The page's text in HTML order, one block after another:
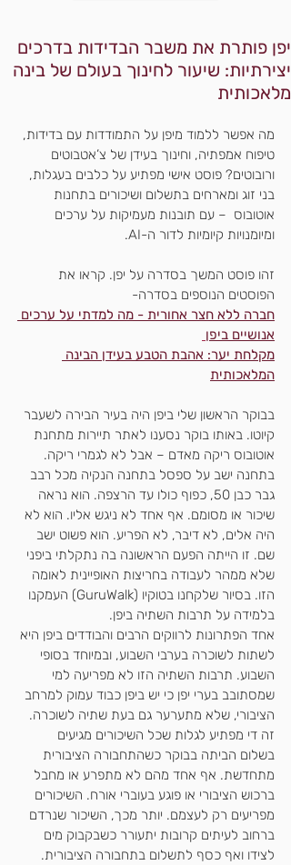
יפן פותרת את משבר הבדידות בדרכים
יצירתיות: שיעור לחינוך בעולם של בינה
מלאכותית
מה אפשר ללמוד מיפן על התמודדות עם בדידות,
טיפוח אמפתיה, וחינוך בעידן של צ’אטבוטים
ורובוטים? פוסט אישי מפתיע על כלבים בעגלות,
בני זוג ומארחים בתשלום ושיכורים בתחנות
אוטובוס  – עם תובנות מעמיקות על ערכים
ומיומנויות קיומיות לדור ה-AI.
זהו פוסט המשך בסדרה על יפן. קראו את
הפוסטים הנוספים בסדרה-
חברה ללא חצר אחורית - מה למדתי על ערכים
אנושיים ביפן
מקלחת יער: אהבת הטבע בעידן הבינה
המלאכותית
בבוקר הראשון שלי ביפן היה בעיר הבירה לשעבר
קיוטו. באותו בוקר נסענו לאתר תיירות מתחנת
אוטובוס ריקה מאדם – אבל לא לגמרי ריקה.
בתחנה ישב על ספסל בתחנה הנקיה מכל רבב
גבר כבן 50, כפוף כולו עד הרצפה. הוא נראה
שיכור או מסומם. אף אחד לא ניגש אליו. הוא לא
היה אלים, לא דיבר, לא הפריע. הוא פשוט ישב
שם. זו הייתה הפעם הראשונה בה נתקלתי ביפני
שלא ממהר לעבודה בחריצות האופיינית לאומה
הזו. בסיור שלקחנו בטוקיו (GuruWalk) העמקנו
בלמידה על תרבות השתיה ביפן.
אחד הפתרונות לרווקים הרבים והבודדים ביפן היא
לשתות לשוכרה בערבי השבוע, ובמיוחד בסופי
השבוע. תרבות השתיה הזו לא מפריעה למי
שמסתובב בערי יפן כי יש ביפן כבוד עמוק למרחב
הציבורי, שלא מתערער גם בעת שתיה לשוכרה.
זה די מפתיע לגלות שכל השיכורים מגיעים
בשלום הביתה בבוקר כשהתחבורה הציבורית
מתחדשת. אף אחד מהם לא מתפרע או מחבל
ברכוש הציבורי או פוגע בעוברי אורח. השיכורים
מפריעים רק לעצמם. יותר מכך, השיכור שנרדם
ברחוב לעיתים קרובות יתעורר כשבקבוק מים
לצידו ואף כסף לתשלום בתחבורה הציבורית.